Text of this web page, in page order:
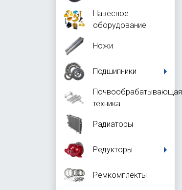
Навесное
оборудование
Ножи
Подшипники
Почвообрабатывающая
техника
Радиаторы
Редукторы
Ремкомплекты